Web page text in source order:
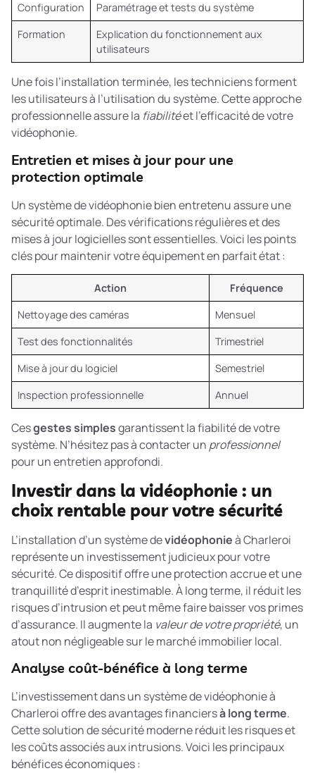
Configuration
Paramétrage et tests du système
Formation
Explication du fonctionnement aux
utilisateurs
Une fois l’installation terminée, les techniciens forment
les utilisateurs à l’utilisation du système. Cette approche
professionnelle assure la fiabilitéet l’efficacité de votre
vidéophonie.
Entretien et mises à jour pour une
protection optimale
Un système de vidéophonie bien entretenu assure une
sécurité optimale. Des vérifications régulières et des
mises à jour logicielles sont essentielles. Voici les points
clés pour maintenir votre équipement en parfait état :
Action
Fréquence
Nettoyage des caméras
Mensuel
Test des fonctionnalités
Trimestriel
Mise à jour du logiciel
Semestriel
Inspection professionnelle
Annuel
Cesgestes simplesgarantissent la fiabilité de votre
système. N’hésitez pas à contacter un professionnel
pour un entretien approfondi.
Investir dans la vidéophonie : un
choix rentable pour votre sécurité
L’installation d’un système devidéophonieà Charleroi
représente un investissement judicieux pour votre
sécurité. Ce dispositif offre une protection accrue et une
tranquillité d’esprit inestimable. À long terme, il réduit les
risques d’intrusion et peut même faire baisser vos primes
d’assurance. Il augmente la valeur de votre propriété, un
atout non négligeable sur le marché immobilier local.
Analyse coût-bénéfice à long terme
L’investissement dans un système de vidéophonie à
Charleroi offre des avantages financiersà long terme.
Cette solution de sécurité moderne réduit les risques et
les coûts associés aux intrusions. Voici les principaux
bénéfices économiques :